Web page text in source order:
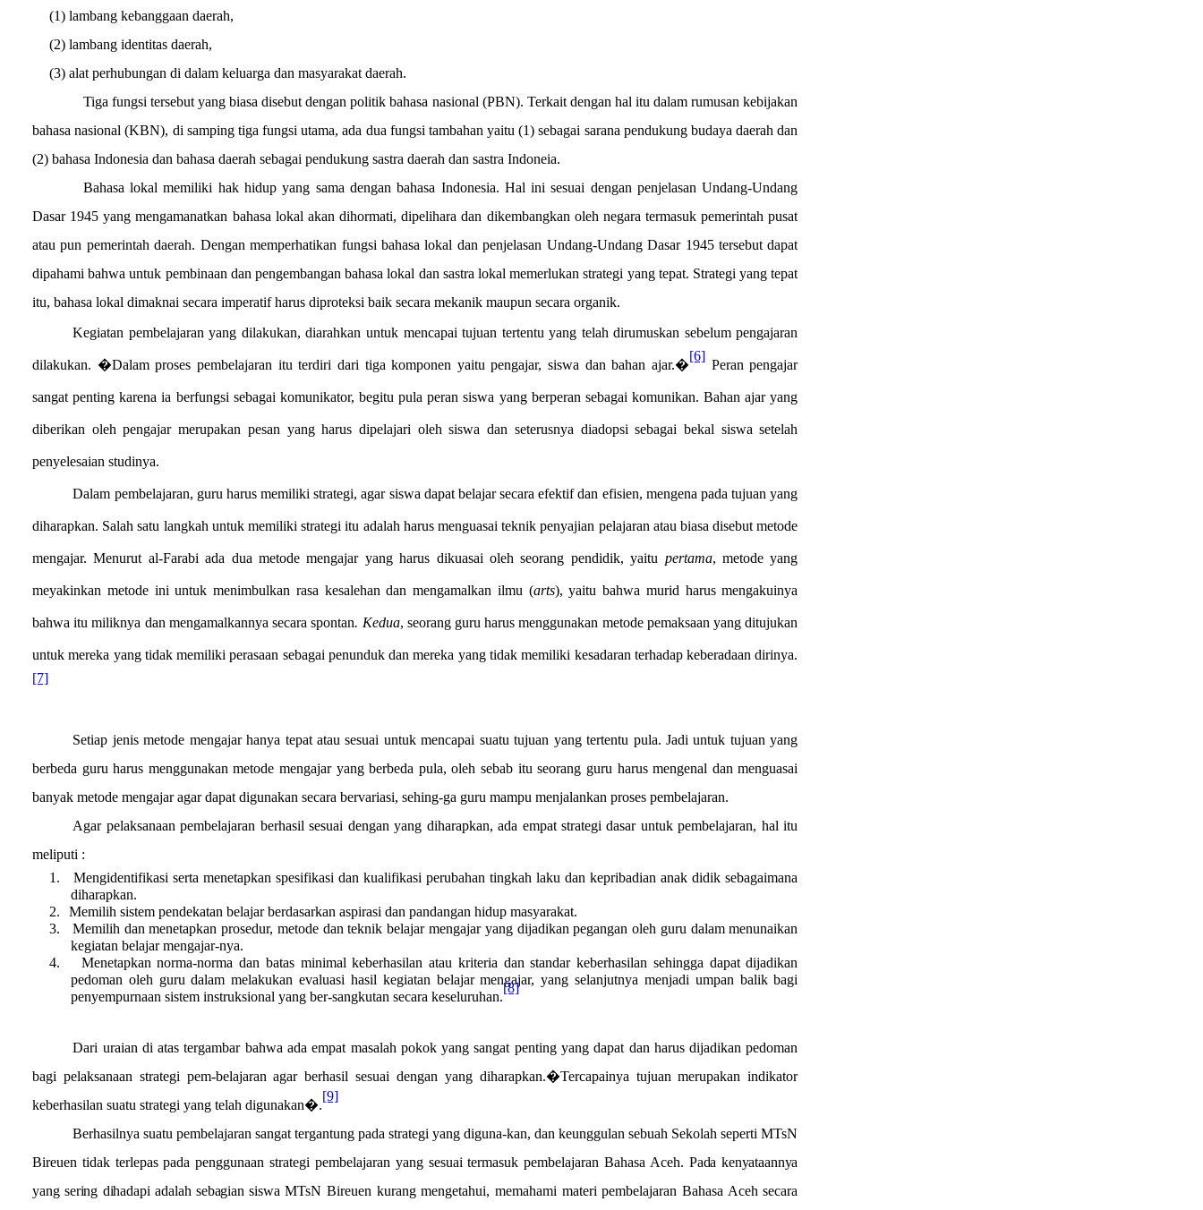
(1) lambang kebanggaan daerah,
(2) lambang identitas daerah,
(3) alat perhubungan di dalam keluarga dan masyarakat daerah.
Tiga fungsi tersebut yang biasa disebut dengan politik bahasa nasional (PBN). Terkait dengan hal itu dalam rumusan kebijakan
bahasa nasional (KBN), di samping tiga fungsi utama, ada dua fungsi tambahan yaitu (1) sebagai sarana pendukung budaya daerah dan
(2) bahasa Indonesia dan bahasa daerah sebagai pendukung sastra daerah dan sastra Indoneia.
Bahasa lokal memiliki hak hidup yang sama dengan bahasa Indonesia. Hal ini sesuai dengan penjelasan Undang-Undang
Dasar 1945 yang mengamanatkan bahasa lokal akan dihormati, dipelihara dan dikembangkan oleh negara termasuk pemerintah pusat
atau pun pemerintah daerah. Dengan memperhatikan fungsi bahasa lokal dan penjelasan Undang-Undang Dasar 1945 tersebut dapat
dipahami bahwa untuk pembinaan dan pengembangan bahasa lokal dan sastra lokal memerlukan strategi yang tepat. Strategi yang tepat
itu, bahasa lokal dimaknai secara imperatif harus diproteksi baik secara mekanik maupun secara organik.
Kegiatan pembelajaran yang dilakukan, diarahkan untuk mencapai tujuan tertentu yang telah dirumuskan sebelum pengajaran
dilakukan. �Dalam proses pembelajaran itu terdiri dari tiga komponen yaitu pengajar, siswa dan bahan ajar.�
[6]
Peran pengajar
sangat penting karena ia berfungsi sebagai komunikator, begitu pula peran siswa yang berperan sebagai komunikan. Bahan ajar yang
diberikan oleh pengajar merupakan pesan yang harus dipelajari oleh siswa dan seterusnya diadopsi sebagai bekal siswa setelah
penyelesaian studinya.
Dalam pembelajaran, guru harus memiliki strategi, agar siswa dapat belajar secara efektif dan efisien, mengena pada tujuan yang
diharapkan. Salah satu langkah untuk memiliki strategi itu adalah harus menguasai teknik penyajian pelajaran atau biasa disebut metode
mengajar. Menurut al-Farabi ada dua metode mengajar yang harus dikuasai oleh seorang pendidik, yaitu pertama, metode yang
meyakinkan metode ini untuk menimbulkan rasa kesalehan dan mengamalkan ilmu (arts), yaitu bahwa murid harus mengakuinya
bahwa itu miliknya dan mengamalkannya secara spontan. Kedua, seorang guru harus menggunakan metode pemaksaan yang ditujukan
untuk mereka yang tidak memiliki perasaan sebagai penunduk dan mereka yang tidak memiliki kesadaran terhadap keberadaan dirinya.
[7]
Setiap jenis metode mengajar hanya tepat atau sesuai untuk mencapai suatu tujuan yang tertentu pula. Jadi untuk tujuan yang
berbeda guru harus menggunakan metode mengajar yang berbeda pula, oleh sebab itu seorang guru harus mengenal dan menguasai
banyak metode mengajar agar dapat digunakan secara bervariasi, sehing-ga guru mampu menjalankan proses pembelajaran.
Agar pelaksanaan pembelajaran berhasil sesuai dengan yang diharapkan, ada empat strategi dasar untuk pembelajaran, hal itu
meliputi :
1.
Mengidentifikasi serta menetapkan spesifikasi dan kualifikasi perubahan tingkah laku dan kepribadian anak didik sebagaimana
diharapkan.
2.
Memilih sistem pendekatan belajar berdasarkan aspirasi dan pandangan hidup masyarakat.
3.
Memilih dan menetapkan prosedur, metode dan teknik belajar mengajar yang dijadikan pegangan oleh guru dalam menunaikan
kegiatan belajar mengajar-nya.
4.
Menetapkan norma-norma dan batas minimal keberhasilan atau kriteria dan standar keberhasilan sehingga dapat dijadikan
pedoman oleh guru dalam melakukan evaluasi hasil kegiatan belajar mengajar, yang selanjutnya menjadi umpan balik bagi
penyempurnaan sistem instruksional yang ber-sangkutan secara keseluruhan.
[8]
Dari uraian di atas tergambar bahwa ada empat masalah pokok yang sangat penting yang dapat dan harus dijadikan pedoman
bagi pelaksanaan strategi pem-belajaran agar berhasil sesuai dengan yang diharapkan.�Tercapainya tujuan merupakan indikator
keberhasilan suatu strategi yang telah digunakan�.
[9]
Berhasilnya suatu pembelajaran sangat tergantung pada strategi yang diguna-kan, dan keunggulan sebuah Sekolah seperti MTsN
Bireuen tidak terlepas pada penggunaan strategi pembelajaran yang sesuai termasuk pembelajaran Bahasa Aceh. Pada kenyataannya
yang sering dihadapi adalah sebagian siswaMTsN Bireuen kurang mengetahui, memahami materi pembelajaran Bahasa Aceh secara